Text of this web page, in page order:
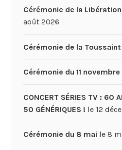
Cérémonie de la
août 2026
Cérémonie de la Toussaint
Cérémonie du 11 novembre
CONCERT SÉRIES TV : 60
50 GÉNÉRIQUES ! le 12
Cérémonie du 8 mai le 8